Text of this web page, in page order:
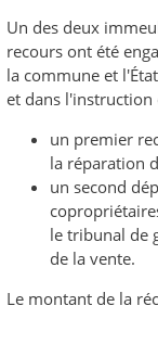
Un des deux
recours ont été
la commune et
et dans l'instruction
un premier
la réparation
un second
le tribunal de
de la vente.
Le montant de la